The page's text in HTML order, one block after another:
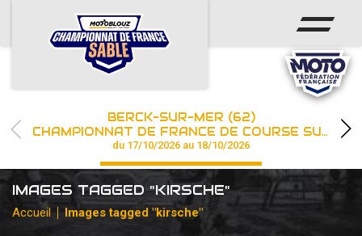
ACCUEIL
ACTUS
CHAMPIONNAT
RÉSULTATS
PHOTOS / WEB TV
BERCK-SUR-MER (62)
CHAMPIONNAT DE FRANCE DE COURSE SUR SABLE
du 17/10/2026 au 18/10/2026
IMAGES TAGGED "KIRSCHE"
Accueil Images tagged "kirsche"